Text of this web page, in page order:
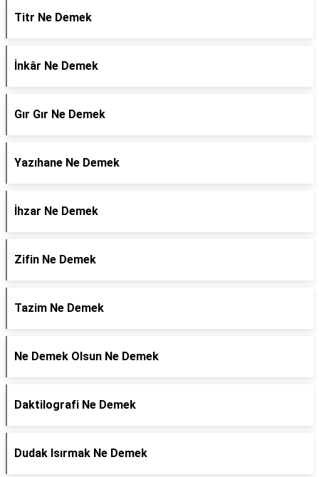
Titr Ne Demek
İnkâr Ne Demek
Gır Gır Ne Demek
Yazıhane Ne Demek
İhzar Ne Demek
Zifin Ne Demek
Tazim Ne Demek
Ne Demek Olsun Ne Demek
Daktilografi Ne Demek
Dudak Isırmak Ne Demek